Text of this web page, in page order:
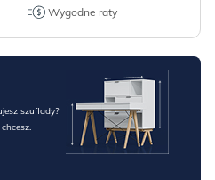
Wygodne raty
szuflady?